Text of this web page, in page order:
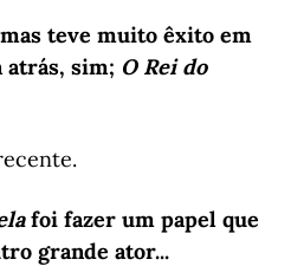
teve muito êxito em
atrás, sim; O Rei do
foi fazer um papel que
grande ator...